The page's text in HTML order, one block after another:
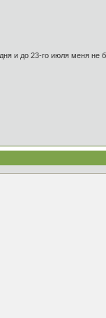
и до 23-го июля меня